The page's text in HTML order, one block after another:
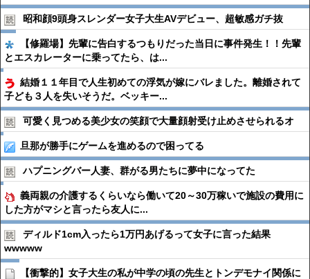
昭和顔9頭身スレンダー女子大生AVデビュー、超敏感ガチ抜
【修羅場】先輩に告白するつもりだった当日に事件発生！！先輩
とエスカレーターに乗ってたら、は...
結婚１１年目で人生初めての浮気が嫁にバレました。離婚されて
子ども３人を失いそうだ。ベッキー...
可愛く見つめる美少女の笑顔で大量顔射受け止めさせられるオ
旦那が勝手にゲームを進めるので困ってる
ハプニングバー人妻、群がる男たちに夢中になってた
義両親の介護するくらいなら働いて20～30万稼いで施設の費用に
した方がマシと言ったら友人に...
ディルド1cm入ったら1万円あげるって女子に言った結果
wwwww
【衝撃的】女子大生の私が中学の頃の先生とトンデモナイ関係に